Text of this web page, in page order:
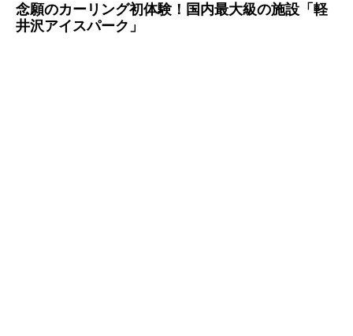
念願のカーリング初体験！国内最大級の施設「軽
井沢アイスパーク」